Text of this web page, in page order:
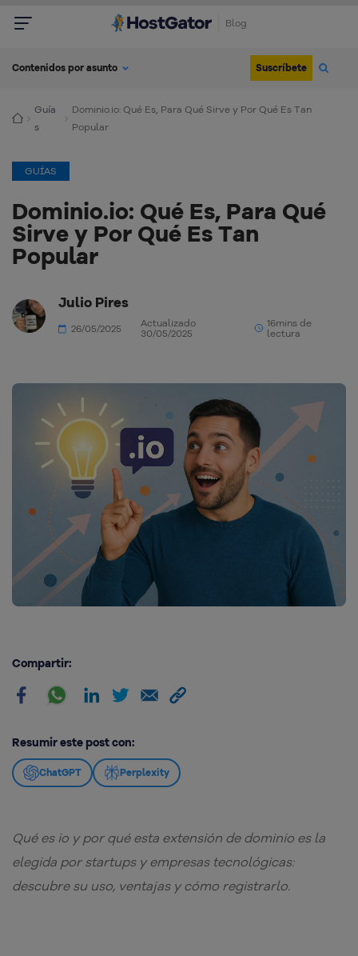
Blog
Contenidos por asunto Suscríbete
Guía
s
Dominio.io: Qué Es, Para Qué Sirve y Por Qué Es Tan
Popular
GUÍAS
Dominio.io: Qué Es, Para Qué
Sirve y Por Qué Es Tan
Popular
Julio Pires
26/05/2025
Actualizado
30/05/2025
16mins de
lectura
Compartir:
Resumir este post con:
ChatGPT Perplexity
Qué es io y por qué esta extensión de dominio es la
elegida por startups y empresas tecnológicas:
descubre su uso, ventajas y cómo registrarlo.